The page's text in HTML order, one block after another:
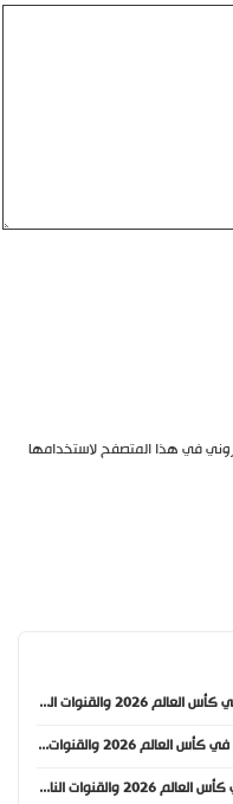
في هذا المتصفح لاستخدامها
موعد مباراة إنجلترا وكرواتيا في كأس العالم 2026 والقنوات الناقلة
موعد مباراة البرتغال والكونغو في كأس العالم 2026 والقنوات الناقلة
موعد مباراة النمسا والأردن في كأس العالم 2026 والقنوات الناقلة